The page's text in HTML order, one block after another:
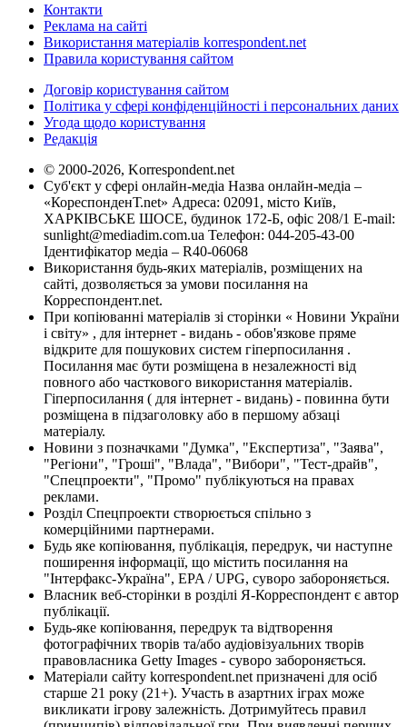
Контакти
Реклама на сайті
Використання матеріалів korrespondent.net
Правила користування сайтом
Договір користування сайтом
Політика у сфері конфіденційності і персональних даних
Угода щодо користування
Редакція
© 2000-2026, Korrespondent.net
Суб'єкт у сфері онлайн-медіа Назва онлайн-медіа –
«КореспонденТ.net» Адреса: 02091, місто Київ,
ХАРКІВСЬКЕ ШОСЕ, будинок 172-Б, офіс 208/1 E-mail:
sunlight@mediadim.com.ua Телефон: 044-205-43-00
Ідентифікатор медіа – R40-06068
Використання будь-яких матеріалів, розміщених на
сайті, дозволяється за умови посилання на
Корреспондент.net.
При копіюванні матеріалів зі сторінки « Новини України
і світу» , для інтернет - видань - обов'язкове пряме
відкрите для пошукових систем гіперпосилання .
Посилання має бути розміщена в незалежності від
повного або часткового використання матеріалів.
Гіперпосилання ( для інтернет - видань) - повинна бути
розміщена в підзаголовку або в першому абзаці
матеріалу.
Новини з позначками "Думка", "Експертиза", "Заява",
"Регіони", "Гроші", "Влада", "Вибори", "Тест-драйв",
"Спецпроекти", "Промо" публікуються на правах
реклами.
Розділ Спецпроекти створюється спільно з
комерційними партнерами.
Будь яке копіювання, публікація, передрук, чи наступне
поширення інформації, що містить посилання на
"Інтерфакс-Україна", EPA / UPG, суворо забороняється.
Власник веб-сторінки в розділі Я-Корреспондент є автор
публікації.
Будь-яке копіювання, передрук та відтворення
фотографічних творів та/або аудіовізуальних творів
правовласника Getty Images - суворо забороняється.
Матеріали сайту korrespondent.net призначені для осіб
старше 21 року (21+). Участь в азартних іграх може
викликати ігрову залежність. Дотримуйтесь правил